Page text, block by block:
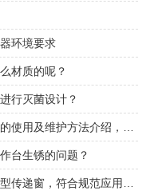
环境要求
材质的呢？
行灭菌设计？
台生锈的问题？